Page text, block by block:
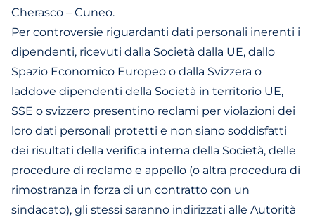
Cherasco – Cuneo.
Per controversie riguardanti dati personali inerenti i
dipendenti, ricevuti dalla Società dalla UE, dallo
Spazio Economico Europeo o dalla Svizzera o
laddove dipendenti della Società in territorio UE,
SSE o svizzero presentino reclami per violazioni dei
loro dati personali protetti e non siano soddisfatti
dei risultati della verifica interna della Società, delle
procedure di reclamo e appello (o altra procedura di
rimostranza in forza di un contratto con un
sindacato), gli stessi saranno indirizzati alle Autorità